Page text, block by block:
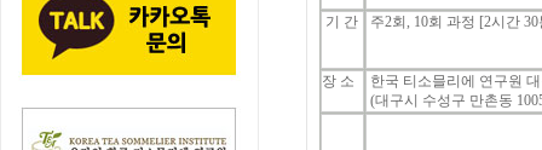
기 간 주2회 , 10회 과정 [2시간 30
장 소
한국 티소믈리에 연구원
(대구시 수성구 만촌동